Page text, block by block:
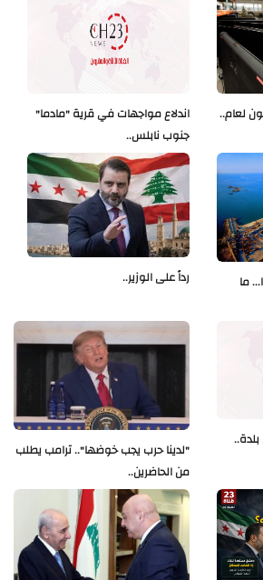
اندلاع مواجهات في قرية "مادما"
جنوب نابلس..
لعام..
رداً على الوزير..
ما
"لدينا حرب يجب خوضها".. ترامب يطلب
من الحاضرين..